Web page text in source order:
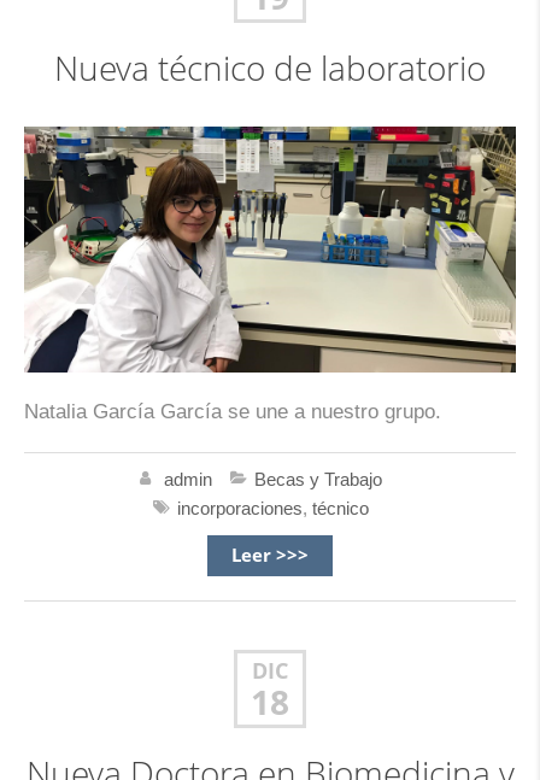
Nueva técnico de laboratorio
Natalia García García se une a nuestro grupo.
admin
Becas y Trabajo
incorporaciones, técnico
Leer >>>
DIC
18